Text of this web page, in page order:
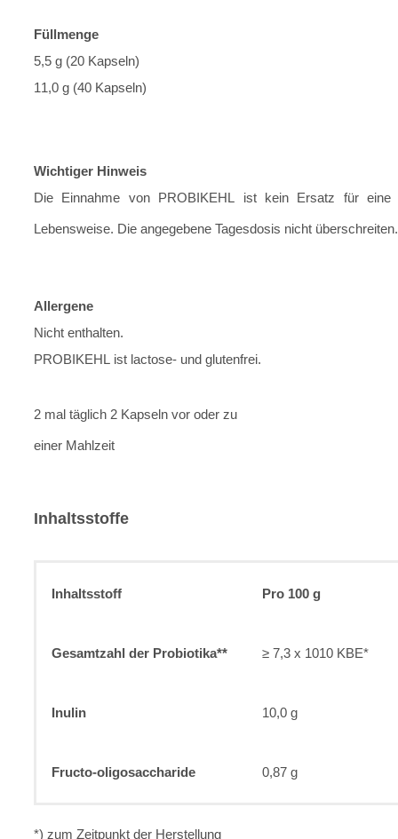
Füllmenge
5,5 g (20 Kapseln)
11,0 g (40 Kapseln)
Wichtiger Hinweis
Die Einnahme von PROBIKEHL ist kein Ersatz für eine
Lebensweise. Die angegebene Tagesdosis nicht
Allergene
Nicht enthalten.
PROBIKEHL ist lactose- und glutenfrei.
2 mal täglich 2 Kapseln vor oder zu
einer Mahlzeit
Inhaltsstoffe
Inhaltsstoff Pro 100 g
Gesamtzahl der Probiotika** ≥ 7,3 x 1010 KBE*
Inulin 10,0 g
Fructo-oligosaccharide 0,87 g
*) zum Zeitpunkt der Herstellung